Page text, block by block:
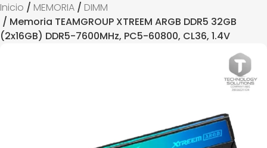
Inicio / MEMORIA / DIMM
/ Memoria TEAMGROUP XTREEM ARGB DDR5 32GB
(2x16GB) DDR5-7600MHz, PC5-60800, CL36, 1.4V